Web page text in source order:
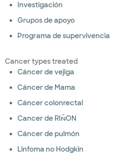
Investigación
Grupos de apoyo
Programa de supervivencia
Cancer types treated
Cáncer de vejiga
Cáncer de Mama
Cáncer colonrectal
Cancer de RIÑON
Cáncer de pulmón
Linfoma no Hodgkin